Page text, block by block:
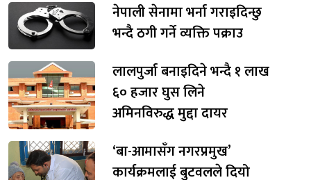
नेपाली सेनामा भर्ना गराइदिन्छु
भन्दै ठगी गर्ने व्यक्ति पक्राउ
लालपुर्जा बनाइदिने भन्दै १ लाख
६० हजार घुस लिने
अमिनविरुद्ध मुद्दा दायर
‘बा-आमासँग नगरप्रमुख’
कार्यक्रमलाई बुटवलले दियो